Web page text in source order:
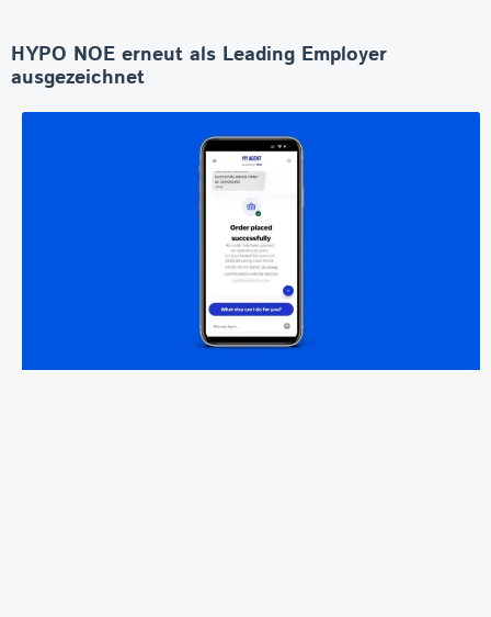
HYPO NOE erneut als Leading Employer
ausgezeichnet